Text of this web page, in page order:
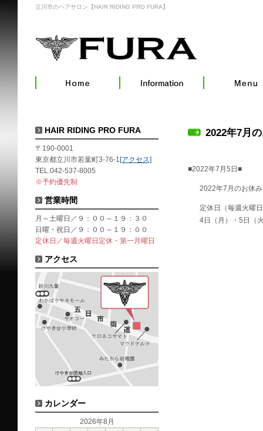
立川市のヘアサロン【HAIR RIDING PRO FURA】
2022年7月
■2022年7月5日■
2022年7月のお休
定休日（毎週火曜
4日（月）・5日（
HAIR RIDING PRO FURA
〒190-0001
東京都立川市若葉町3-76-1 [アクセス]
TEL.042-537-8005
※予約優先制
営業時間
月～土曜日／９：００～１９：３０
日曜・祝日／９：００～１９：００
定休日／毎週火曜日定休・第一月曜日
アクセス
カレンダー
2026年8月